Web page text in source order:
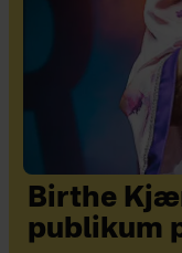
Birthe
publikum